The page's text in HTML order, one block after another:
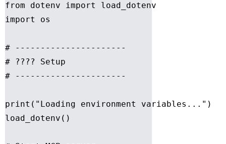
from dotenv import load_dotenv
import os
# ----------------------
# ???? Setup
# ----------------------
print("Loading environment variables...")
load_dotenv()